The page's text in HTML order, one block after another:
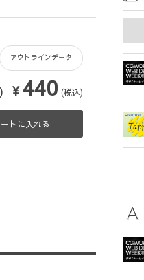
アウトラインデータ
¥ 440 (税込)
トに入れる